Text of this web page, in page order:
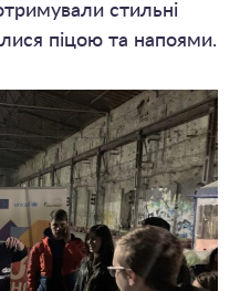
стильні
піцою та напоями.